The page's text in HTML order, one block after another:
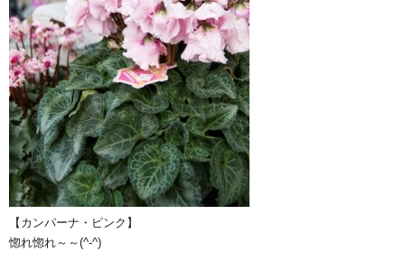
【カンパーナ・ピンク】
惚れ惚れ～～(^-^)